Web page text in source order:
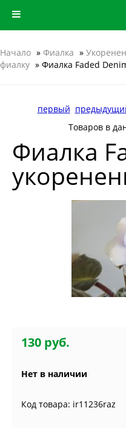
Начало » Фиалка »
фиалку » Фиалка Faded
первый
Товаров в
Фиалка
130 руб.
Нет в наличии
Код товара: ir11236raz